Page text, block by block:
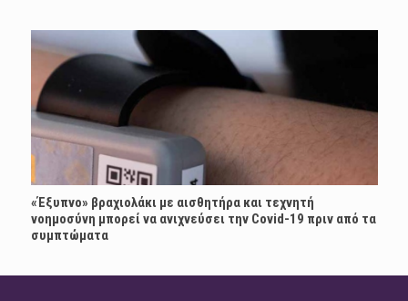
«Έξυπνο» βραχιολάκι με αισθητήρα και τεχνητή
νοημοσύνη μπορεί να ανιχνεύσει την Covid-19 πριν από τα
συμπτώματα